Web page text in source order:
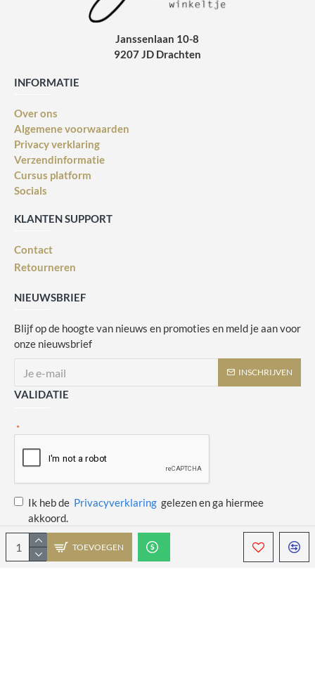
TOEVOEGEN
Janssenlaan 10-8
9207 JD Drachten
INFORMATIE
Over ons
Algemene voorwaarden
Privacy verklaring
Verzendinformatie
Cursus platform
Socials
KLANTEN SUPPORT
Contact
Retourneren
NIEUWSBRIEF
Blijf op de hoogte van nieuws en promoties en meld je aan voor
onze nieuwsbrief
INSCHRIJVEN
VALIDATIE
Ik heb de Privacyverklaring gelezen en ga hiermee
akkoord.